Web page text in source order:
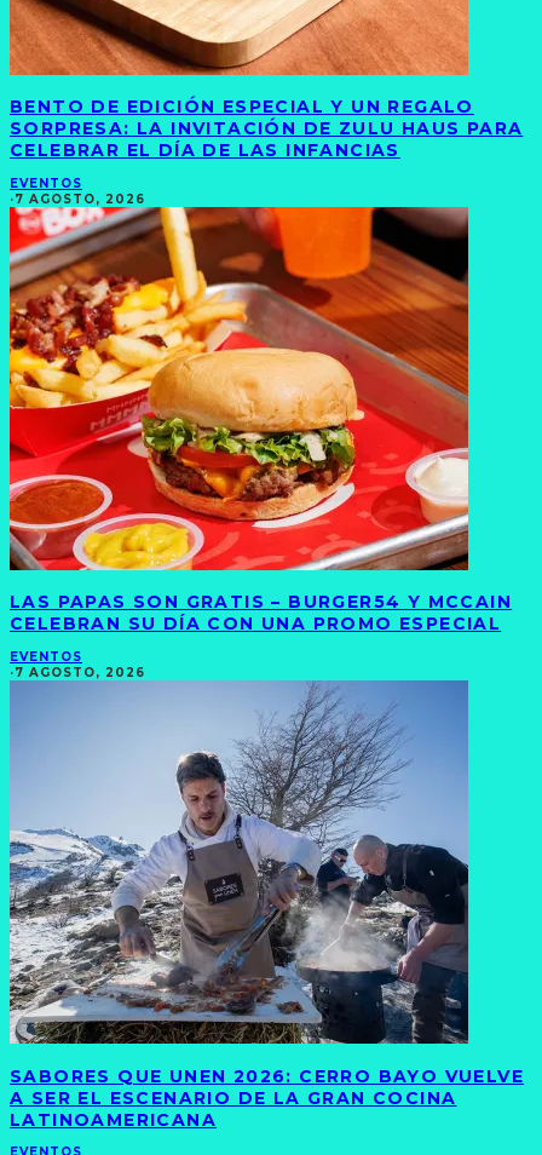
BENTO DE EDICIÓN ESPECIAL Y UN REGALO
SORPRESA: LA INVITACIÓN DE ZULU HAUS PARA
CELEBRAR EL DÍA DE LAS INFANCIAS
EVENTOS
·7 AGOSTO, 2026
LAS PAPAS SON GRATIS – BURGER54 Y MCCAIN
CELEBRAN SU DÍA CON UNA PROMO ESPECIAL
EVENTOS
·7 AGOSTO, 2026
SABORES QUE UNEN 2026: CERRO BAYO VUELVE
A SER EL ESCENARIO DE LA GRAN COCINA
LATINOAMERICANA